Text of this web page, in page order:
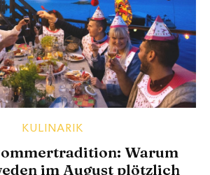
KULINARIK
Warum
im August plötzlich